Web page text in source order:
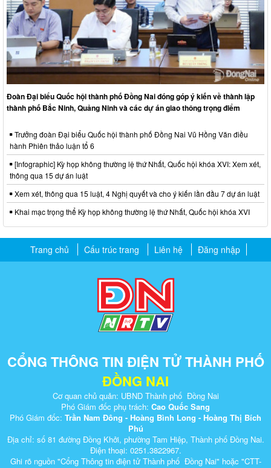
Đoàn Đại biểu Quốc hội thành phố Đồng Nai đóng góp ý kiến về thành lập
thành phố Bắc Ninh, Quảng Ninh và các dự án giao thông trọng điểm
Trưởng đoàn Đại biểu Quốc hội thành phố Đồng Nai Vũ Hồng Văn điều
hành Phiên thảo luận tổ 6
[Infographic] Kỳ họp không thường lệ thứ Nhất, Quốc hội khóa XVI: Xem xét,
thông qua 15 dự án luật
Xem xét, thông qua 15 luật, 4 Nghị quyết và cho ý kiến lần đầu 7 dự án luật
Khai mạc trọng thể Kỳ họp không thường lệ thứ Nhất, Quốc hội khóa XVI
Trang chủ Cấu trúc trang Liên hệ Đăng nhập
CỔNG THÔNG TIN ĐIỆN TỬ THÀNH PHỐ
ĐỒNG NAI
Cơ quan chủ quản: UBND Thành phố Đồng Nai
Phó Giám đốc phụ trách: Cao Quốc Sang
Phó Giám đốc: Trần Nam Đông - Hoàng Bình Long - Hoàng Thị Bích
Phú
Địa chỉ: số 81 đường Đồng Khởi, phường Tam Hiệp, Thành phố Đồng Nai.
Điện thoại: 0251.3822967.
Ghi rõ nguồn "Cổng Thông tin điện tử Thành phố Đồng Nai" hoặc "CTT-